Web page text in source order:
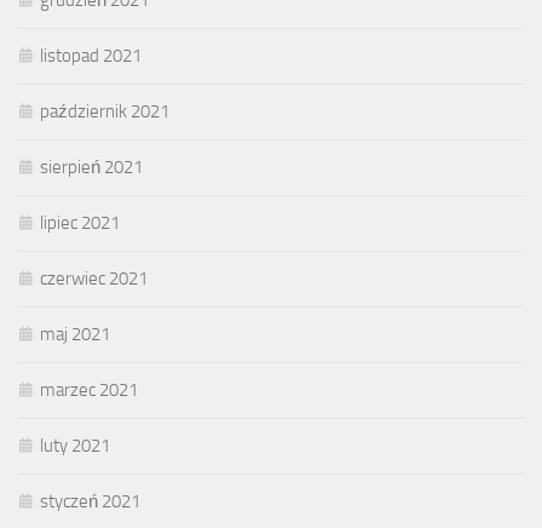
listopad 2021
październik 2021
sierpień 2021
lipiec 2021
czerwiec 2021
maj 2021
marzec 2021
luty 2021
styczeń 2021